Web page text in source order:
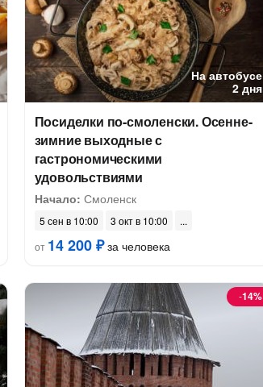
На автобусе
2 дня
Посиделки по-смоленски. Осенне-
зимние выходные с
гастрономическими
удовольствиями
Начало: Смоленск
5 сен в 10:00
3 окт в 10:00
от 14 200 ₽за человека
-14%